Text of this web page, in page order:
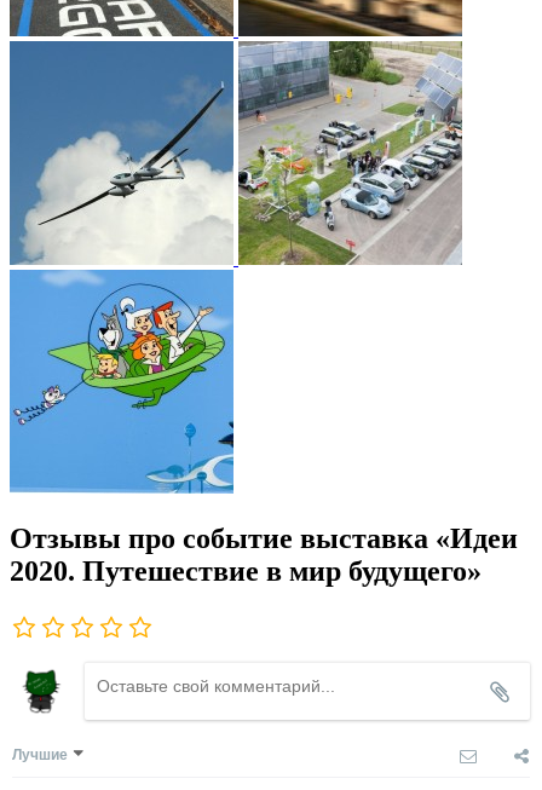
Отзывы про событие выставка «Идеи
2020. Путешествие в мир будущего»
Лучшие